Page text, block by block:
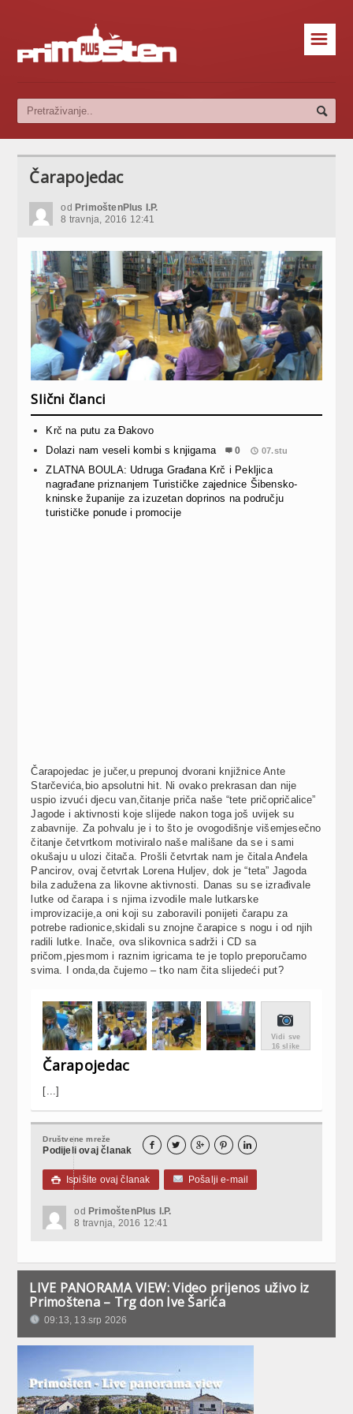
☰
Čarapojedac
od PrimoštenPlus I.P.
8 travnja, 2016 12:41
Slični članci
Krč na putu za Đakovo
Dolazi nam veseli kombi s knjigama
0 07.stu
ZLATNA BOULA: Udruga Građana Krč i Pekljica
nagrađane priznanjem Turističke zajednice Šibensko-
kninske županije za izuzetan doprinos na području
turističke ponude i promocije
Čarapojedac je jučer,u prepunoj dvorani knjižnice Ante
Starčevića,bio apsolutni hit. Ni ovako prekrasan dan nije
uspio izvući djecu van,čitanje priča naše “tete pričopričalice”
Jagode i aktivnosti koje slijede nakon toga još uvijek su
zabavnije. Za pohvalu je i to što je ovogodišnje višemjesečno
čitanje četvrtkom motiviralo naše mališane da se i sami
okušaju u ulozi čitača. Prošli četvrtak nam je čitala Anđela
Pancirov, ovaj četvrtak Lorena Huljev, dok je “teta” Jagoda
bila zadužena za likovne aktivnosti. Danas su se izrađivale
lutke od čarapa i s njima izvodile male lutkarske
improvizacije,a oni koji su zaboravili ponijeti čarapu za
potrebe radionice,skidali su znojne čarapice s nogu i od njih
radili lutke. Inače, ova slikovnica sadrži i CD sa
pričom,pjesmom i raznim igricama te je toplo preporučamo
svima. I onda,da čujemo – tko nam čita slijedeći put?
Vidi sve
16 slike
Čarapojedac
[...]
Društvene mreže
Podijeli ovaj članak     
 Ispišite ovaj članak Pošalji e-mail
od PrimoštenPlus I.P.
8 travnja, 2016 12:41
LIVE PANORAMA VIEW: Video prijenos uživo iz
Primoštena – Trg don Ive Šarića
09:13, 13.srp 2026